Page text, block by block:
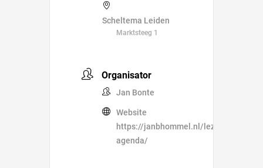
Scheltema Leiden
Marktsteeg 1
Organisator
Jan Bonte
Website
https://janbhommel.nl/lezingen-
agenda/